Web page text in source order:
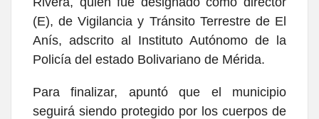
(E), de Vigilancia y Tránsito Terrestre de El
Anís, adscrito al Instituto Autónomo de la
Policía del estado Bolivariano de Mérida.
Para finalizar, apuntó que el municipio
seguirá siendo protegido por los cuerpos de